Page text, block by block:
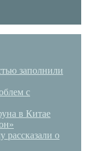
заполнили
с
в Китае
рассказали о